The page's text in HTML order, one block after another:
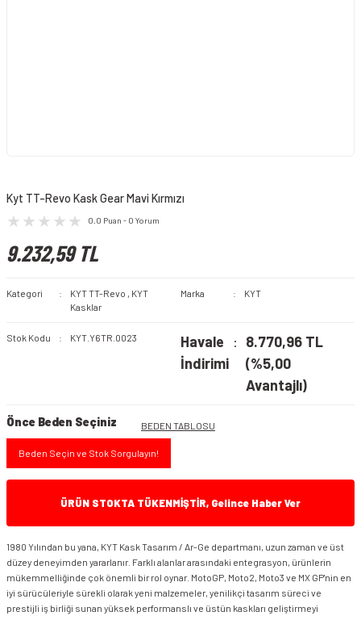
Kyt TT-Revo Kask Gear Mavi Kırmızı
0.0 Puan - 0 Yorum
9.232,59 TL
Kategori KYT TT-Revo , KYT
Kasklar
Marka KYT
Stok Kodu KYT.Y6TR.0023
Havale
İndirimi
8.770,96 TL
(%5,00
Avantajlı)
Önce Beden Seçiniz BEDEN TABLOSU
Beden Seçin ve Stok Sorgulayın!
ÜRÜN STOKTA TÜKENMİŞTİR, Gelince Haber Ver
1980 Yılından bu yana, KYT Kask Tasarım / Ar-Ge departmanı, uzun zaman ve üst
düzey deneyimden yararlanır. Farklı alanlar arasındaki entegrasyon, ürünlerin
mükemmelliğinde çok önemli bir rol oynar. MotoGP, Moto2, Moto3 ve MX GP'nin en
iyi sürücüleriyle sürekli olarak yeni malzemeler, yenilikçi tasarım süreci ve
prestijli iş birliği sunan yüksek performanslı ve üstün kaskları geliştirmeyi